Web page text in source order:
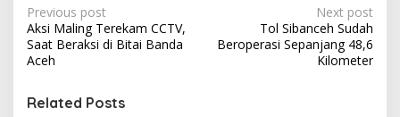
P
o
s
t
Previous post
Aksi Maling Terekam CCTV,
Saat Beraksi di Bitai Banda
Aceh
Next post
Tol Sibanceh Sudah
Beroperasi Sepanjang 48,6
Kilometer
Related Posts